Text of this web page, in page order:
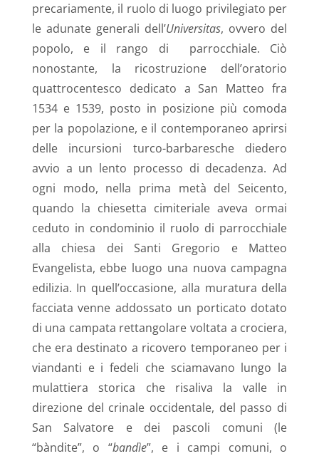
precariamente, il ruolo di luogo privilegiato per
le adunate generali dell’Universitas, ovvero del
popolo, e il rango di
parrocchiale. Ciò
nonostante, la ricostruzione dell’oratorio
quattrocentesco dedicato a San Matteo fra
1534 e 1539, posto in posizione più comoda
per la popolazione, e il contemporaneo aprirsi
delle incursioni turco-barbaresche diedero
avvio a un lento processo di decadenza. Ad
ogni modo, nella prima metà del Seicento,
quando la chiesetta cimiteriale aveva ormai
ceduto in condominio il ruolo di parrocchiale
alla chiesa dei Santi Gregorio e Matteo
Evangelista, ebbe luogo una nuova campagna
edilizia. In quell’occasione, alla muratura della
facciata venne addossato un porticato dotato
di una campata rettangolare voltata a crociera,
che era destinato a ricovero temporaneo per i
viandanti e i fedeli che sciamavano lungo la
mulattiera storica che risaliva la valle in
direzione del crinale occidentale, del passo di
San Salvatore e dei pascoli comuni (le
“bàndite”, o “bandìe”, e i campi comuni, o